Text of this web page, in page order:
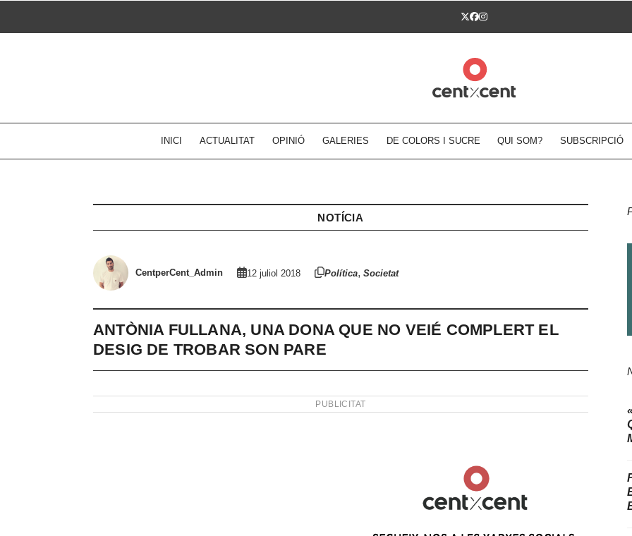
Twitter
Facebook
Instagram
INICI ACTUALITAT OPINIÓ GALERIES DE COLORS I SUCRE QUI SOM? SUBSCRIPCIÓ
NOTÍCIA
CentperCent_Admin 12 juliol 2018 Política, Societat
ANTÒNIA FULLANA, UNA DONA QUE NO VEIÉ COMPLERT EL
DESIG DE TROBAR SON PARE
PUBLICITAT